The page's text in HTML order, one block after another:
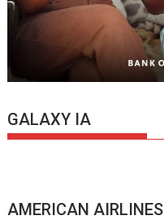
GALAXY IA
AMERICAN AIRLINES